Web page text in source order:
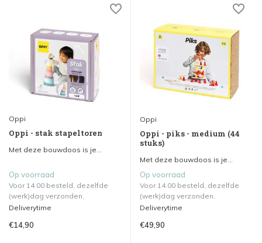
Oppi
Oppi - stak stapeltoren
Met deze bouwdoos is je...
Op voorraad
Voor 14.00 besteld, dezelfde
(werk)dag verzonden.
Deliverytime
€14,90
Oppi
Oppi - piks - medium (44
stuks)
Met deze bouwdoos is je...
Op voorraad
Voor 14.00 besteld, dezelfde
(werk)dag verzonden.
Deliverytime
€49,90